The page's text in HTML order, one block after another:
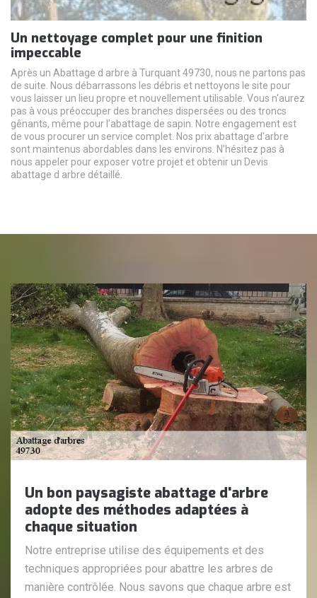
Un nettoyage complet pour une finition
impeccable
Après un Abattage d arbre à Turquant 49730, nous ne partons pas
de suite. Nous débarrassons les débris et nettoyons le site pour
vous laisser un lieu propre et nouvellement utilisable. Vous n'aurez
pas à vous préoccuper des branches dispersées ou des troncs
gênants, même pour l’abattage de sapin. Notre engagement est
de vous procurer un service complet. Nos prix abattage d'arbre
sont maintenus abordables dans les environs. N’hésitez pas à
nous appeler pour exposer votre projet et obtenir un Devis
abattage d arbre détaillé.
Un bon paysagiste abattage d'arbre
adopte des méthodes adaptées à
chaque situation
Notre entreprise utilise des équipements et des
techniques appropriées pour abattre les arbres de
manière contrôlée. Nous savons que chaque arbre est